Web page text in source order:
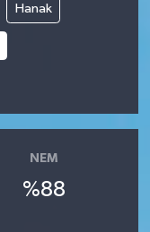
Hanak
NEM
%88